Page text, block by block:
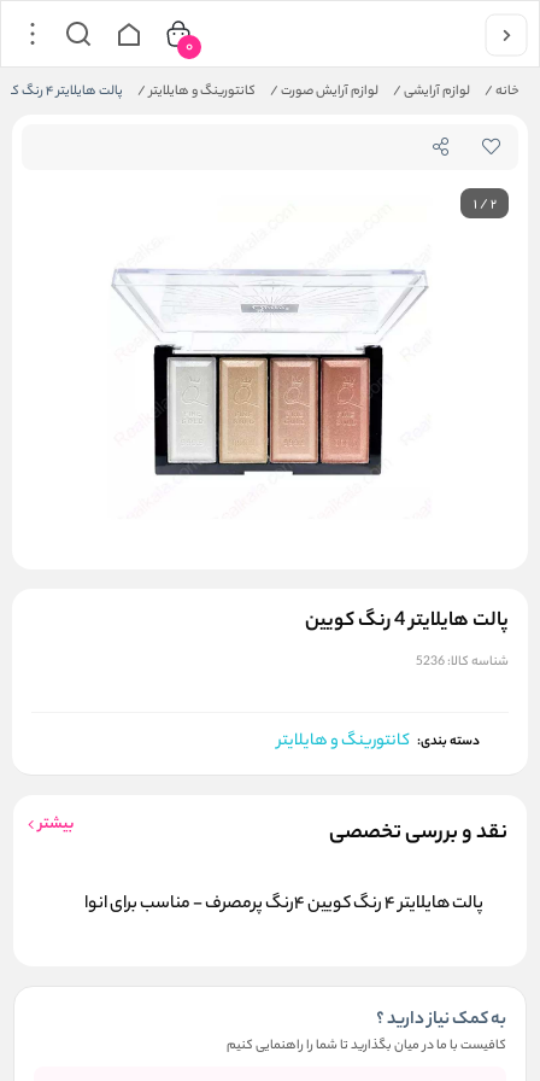
خانه/ لوازم آرایشی/ لوازم آرایش صورت/ کانتورینگ و هایلایتر/ پالت هایلایتر 4 رنگ کویین
0
1/2
پالت هایلایتر 4 رنگ کویین
شناسه کالا:5236
دسته بندی: کانتورینگ و هایلایتر
نقد و بررسی تخصصی بیشتر
پالت هایلایتر 4 رنگ کویین 4رنگ پرمصرف - مناسب برای انوا
به کمک نیاز دارید ؟
کافیست با ما در میان بگذارید تا شما را راهنمایی کنیم